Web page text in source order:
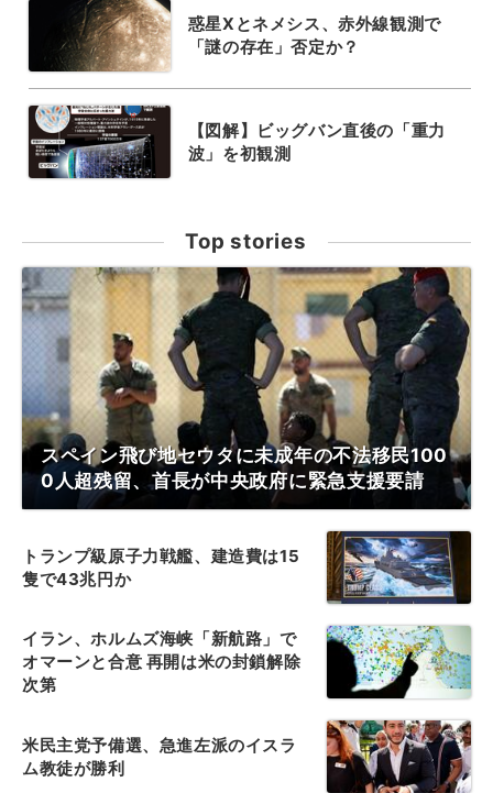
惑星Xとネメシス、赤外線観測で
「謎の存在」否定か？
【図解】ビッグバン直後の「重力
波」を初観測
Top stories
スペイン飛び地セウタに未成年の不法移民100
0人超残留、首長が中央政府に緊急支援要請
トランプ級原子力戦艦、建造費は15
隻で43兆円か
イラン、ホルムズ海峡「新航路」で
オマーンと合意 再開は米の封鎖解除
次第
米民主党予備選、急進左派のイスラ
ム教徒が勝利